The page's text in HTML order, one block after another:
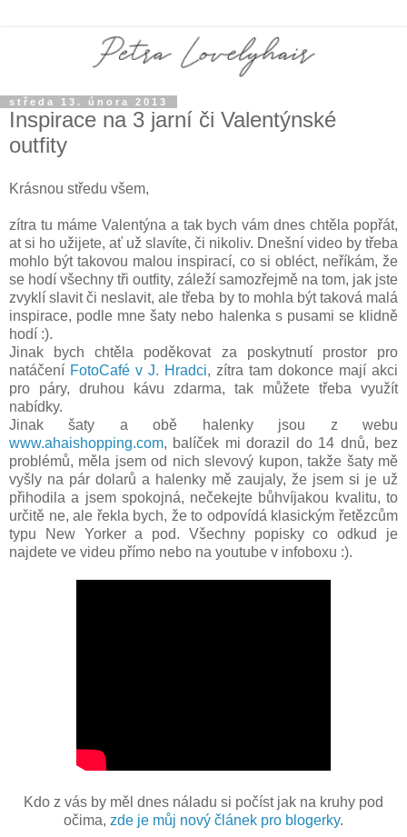
středa 13. února 2013
Inspirace na 3 jarní či Valentýnské
outfity
Krásnou středu všem,
zítra tu máme Valentýna a tak bych vám dnes chtěla popřát,
at si ho užijete, ať už slavíte, či nikoliv. Dnešní video by třeba
mohlo být takovou malou inspirací, co si obléct, neříkám, že
se hodí všechny tři outfity, záleží samozřejmě na tom, jak jste
zvyklí slavit či neslavit, ale třeba by to mohla být taková malá
inspirace, podle mne šaty nebo halenka s pusami se klidně
hodí :).
Jinak bych chtěla poděkovat za poskytnutí prostor pro
natáčení FotoCafé v J. Hradci, zítra tam dokonce mají akci
pro páry, druhou kávu zdarma, tak můžete třeba využít
nabídky.
Jinak šaty a obě halenky jsou z webu
www.ahaishopping.com, balíček mi dorazil do 14 dnů, bez
problémů, měla jsem od nich slevový kupon, takže šaty mě
vyšly na pár dolarů a halenky mě zaujaly, že jsem si je už
přihodila a jsem spokojná, nečekejte bůhvíjakou kvalitu, to
určitě ne, ale řekla bych, že to odpovídá klasickým řetězcům
typu New Yorker a pod. Všechny popisky co odkud je
najdete ve videu přímo nebo na youtube v infoboxu :).
Kdo z vás by měl dnes náladu si počíst jak na kruhy pod
očima, zde je můj nový článek pro blogerky.